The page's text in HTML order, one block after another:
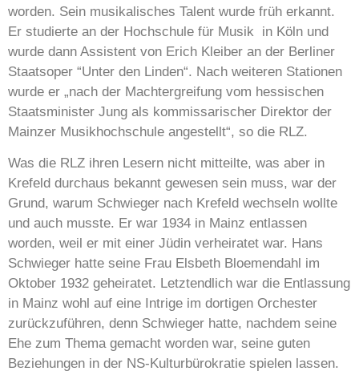
worden. Sein musikalisches Talent wurde früh erkannt.
Er studierte an der Hochschule für Musik in Köln und
wurde dann Assistent von Erich Kleiber an der Berliner
Staatsoper “Unter den Linden“. Nach weiteren Stationen
wurde er „nach der Machtergreifung vom hessischen
Staatsminister Jung als kommissarischer Direktor der
Mainzer Musikhochschule angestellt“, so die RLZ.
Was die RLZ ihren Lesern nicht mitteilte, was aber in
Krefeld durchaus bekannt gewesen sein muss, war der
Grund, warum Schwieger nach Krefeld wechseln wollte
und auch musste. Er war 1934 in Mainz entlassen
worden, weil er mit einer Jüdin verheiratet war. Hans
Schwieger hatte seine Frau Elsbeth Bloemendahl im
Oktober 1932 geheiratet. Letztendlich war die Entlassung
in Mainz wohl auf eine Intrige im dortigen Orchester
zurückzuführen, denn Schwieger hatte, nachdem seine
Ehe zum Thema gemacht worden war, seine guten
Beziehungen in der NS-Kulturbürokratie spielen lassen.